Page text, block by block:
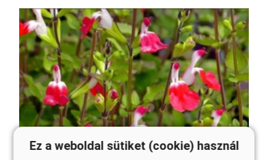
Ez a weboldal sütiket (cookie) használ